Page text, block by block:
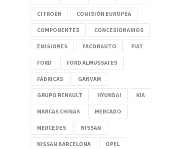
CITROËN COMISIÓN EUROPEA
COMPONENTES CONCESIONARIOS
EMISIONES FACONAUTO FIAT
FORD FORD ALMUSSAFES
FÁBRICAS GANVAM
GRUPO RENAULT HYUNDAI KIA
MARCAS CHINAS MERCADO
MERCEDES NISSAN
NISSAN BARCELONA OPEL